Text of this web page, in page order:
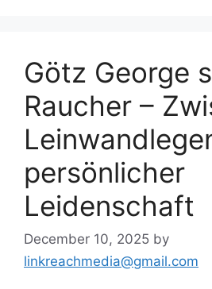
Götz George
Raucher –
persönlicher
Leidenschaft
December 10, 2025 by
linkreachmedia@gmail.com